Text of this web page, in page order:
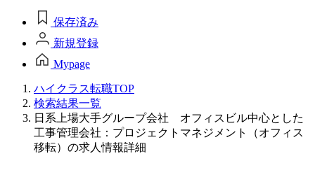
保存済み
新規登録
Mypage
ハイクラス転職TOP
検索結果一覧
日系上場大手グループ会社 オフィスビル中心とした
工事管理会社：プロジェクトマネジメント（オフィス
移転）の求人情報詳細